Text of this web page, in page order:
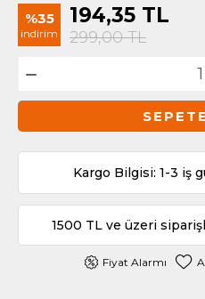
%35
indirim
194,35 TL
299,00TL
Kargo Bilgisi: 1-3 iş
1500 TL ve üzeri
Fiyat Alarmı